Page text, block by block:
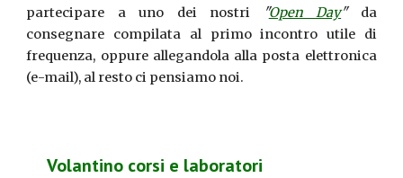
partecipare a uno dei nostri
"Open Day"da
consegnare compilata al primo incontro utile di
frequenza, oppure allegandola alla posta elettronica
(e-mail), al resto ci pensiamo noi.
Volantino corsi e laboratori